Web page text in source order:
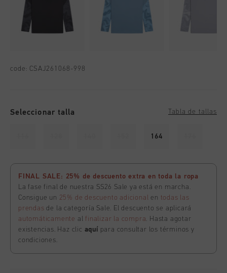
code: CSAJ261068-998
Seleccionar talla Tabla de tallas
164
FINAL SALE: 25% de descuento extra en toda la ropa
La fase final de nuestra SS26 Sale ya está en marcha.
Consigue un 25% de descuento adicional en todas las
prendas de la categoría Sale. El descuento se aplicará
automáticamente al finalizar la compra. Hasta agotar
existencias. Haz clic aquí para consultar los términos y
condiciones.